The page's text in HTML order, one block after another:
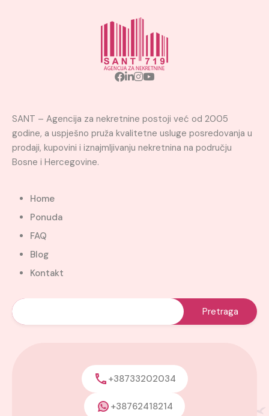
SANT – Agencija za nekretnine postoji već od 2005
godine, a uspješno pruža kvalitetne usluge posredovanja u
prodaji, kupovini i iznajmljivanju nekretnina na području
Bosne i Hercegovine.
Home
Ponuda
FAQ
Blog
Kontakt
+38733202034
+38762418214